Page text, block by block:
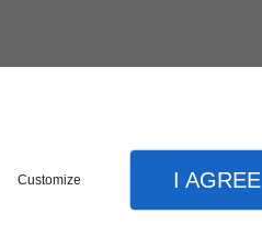
Customize I AGREE